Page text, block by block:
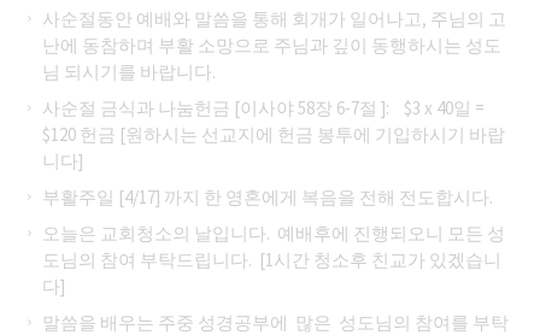
사순절동안 예배와 말씀을 통해 회개가 일어나고, 주님의 고
난에 동참하며 부활 소망으로 주님과 깊이 동행하시는 성도
님 되시기를 바랍니다.
사순절 금식과 나눔헌금 [이사야 58장 6-7절 ]: $3 x 40일 =
$120 헌금 [원하시는 선교지에 헌금 봉투에 기입하시기 바랍
니다]
부활주일 [4/17] 까지 한 영혼에게 복음을 전해 전도합시다.
오늘은 교회청소의 날입니다. 예배후에 진행되오니 모든 성
도님의 참여 부탁드립니다. [1시간 청소후 친교가 있겠습니
다]
말씀을 배우는 주중 성경공부에 많은 성도님의 참여를 부탁